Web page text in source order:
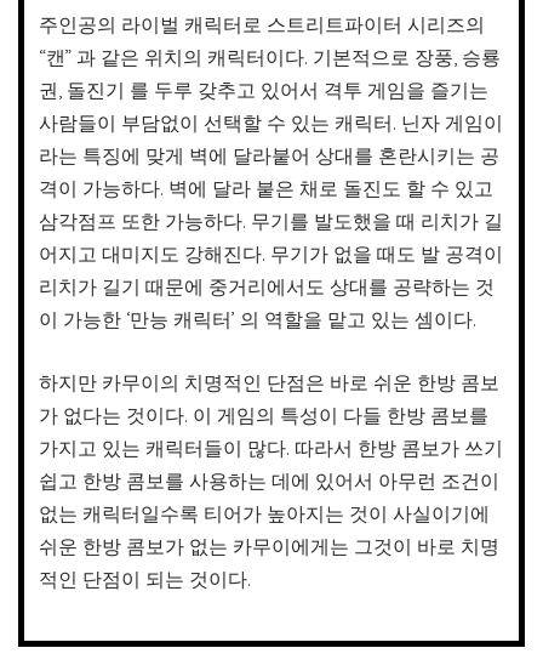
주인공의 라이벌 캐릭터로 스트리트파이터 시리즈의
“캔” 과 같은 위치의 캐릭터이다. 기본적으로 장풍, 승룡
권, 돌진기 를 두루 갖추고 있어서 격투 게임을 즐기는
사람들이 부담없이 선택할 수 있는 캐릭터. 닌자 게임이
라는 특징에 맞게 벽에 달라붙어 상대를 혼란시키는 공
격이 가능하다. 벽에 달라 붙은 채로 돌진도 할 수 있고
삼각점프 또한 가능하다. 무기를 발도했을 때 리치가 길
어지고 대미지도 강해진다. 무기가 없을 때도 발 공격이
리치가 길기 때문에 중거리에서도 상대를 공략하는 것
이 가능한 ‘만능 캐릭터’ 의 역할을 맡고 있는 셈이다.
하지만 카무이의 치명적인 단점은 바로 쉬운 한방 콤보
가 없다는 것이다. 이 게임의 특성이 다들 한방 콤보를
가지고 있는 캐릭터들이 많다. 따라서 한방 콤보가 쓰기
쉽고 한방 콤보를 사용하는 데에 있어서 아무런 조건이
없는 캐릭터일수록 티어가 높아지는 것이 사실이기에
쉬운 한방 콤보가 없는 카무이에게는 그것이 바로 치명
적인 단점이 되는 것이다.